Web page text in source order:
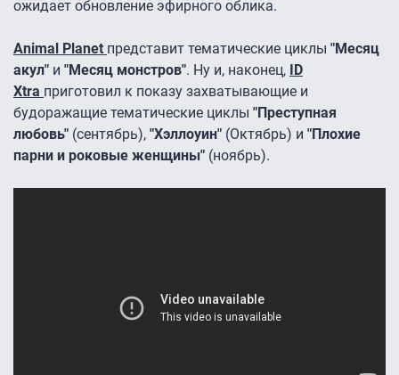
ожидает обновление эфирного облика.
Animal Planet представит тематические циклы "Месяц
акул" и "Месяц монстров". Ну и, наконец, ID
Xtra приготовил к показу захватывающие и
будоражащие тематические циклы "Преступная
любовь" (сентябрь), "Хэллоуин" (Октябрь) и "Плохие
парни и роковые женщины" (ноябрь).